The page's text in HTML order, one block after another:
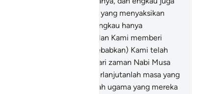
termasuk dalam golongan yang menyaksikan
Akan tetapi (engkau hanya
kisah itu dengan jalan Kami memberi
kenabian kepadamu disebabkan) Kami telah
beberapa umat (dari zaman Nabi Musa
ke zamanmu) sampai berlanjutanlah masa yang
lalui (serta kucar-kacirlah ugama yang mereka